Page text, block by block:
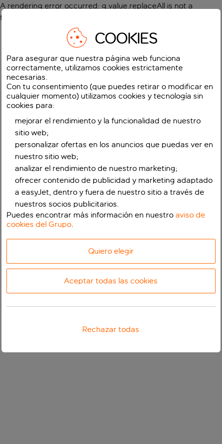
A rendering error occurred: g.value.replaceAll is not a
function
COOKIES
Para asegurar que nuestra página web funciona
correctamente, utilizamos cookies estrictamente
necesarias.
Con tu consentimiento (que puedes retirar o modificar en
cualquier momento) utilizamos cookies y tecnología sin
cookies para:
mejorar el rendimiento y la funcionalidad de nuestro
sitio web;
personalizar ofertas en los anuncios que puedas ver en
nuestro sitio web;
analizar el rendimiento de nuestro marketing;
ofrecer contenido de publicidad y marketing adaptado
a easyJet, dentro y fuera de nuestro sitio a través de
nuestros socios publicitarios.
Puedes encontrar más información en nuestroaviso de
cookies del Grupo.
Quiero elegir
Aceptar todas las cookies
Rechazar todas